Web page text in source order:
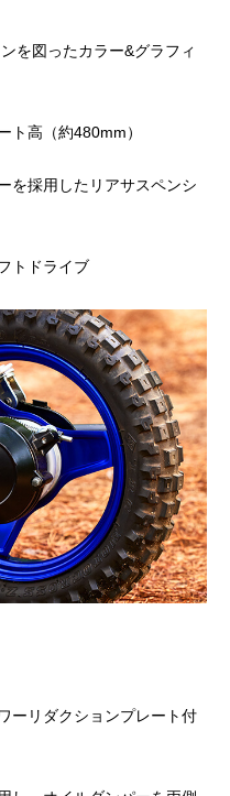
を図ったカラー&グラフィ
ト高（約480mm）
を採用したリアサスペンシ
トドライブ
ーリダクションプレート付